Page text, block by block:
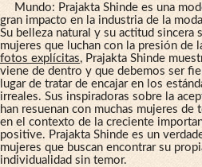
Mundo: Prajakta Shinde es una
gran impacto en la industria de la
Su belleza natural y su actitud sincera
mujeres que luchan con la presión de
fotos explícitas, Prajakta Shinde
viene de dentro y que debemos ser
lugar de tratar de encajar en los
irreales. Sus inspiradoras sobre la
han resuenan con muchas mujeres
en el contexto de la creciente
positive. Prajakta Shinde es un
mujeres que buscan encontrar su
individualidad sin temor.